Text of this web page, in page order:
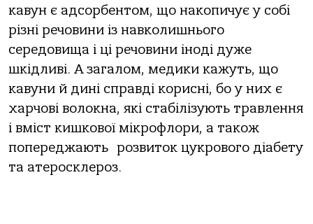
кавун є адсорбентом, що накопичує у собі
різні речовини із навколишнього
середовища і ці речовини іноді дуже
шкідливі. А загалом, медики кажуть, що
кавуни й дині справді корисні, бо у них є
харчові волокна, які стабілізують травлення
і вміст кишкової мікрофлори, а також
попереджають розвиток цукрового діабету
та атеросклероз.